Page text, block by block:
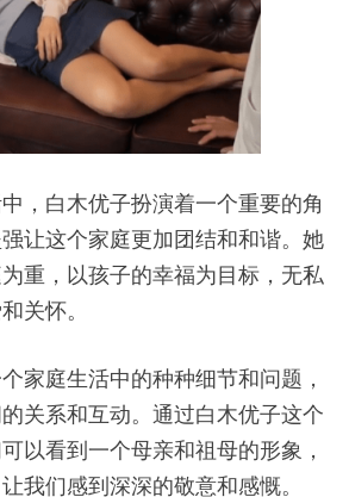
，白木优子扮演着一个重要的角
让这个家庭更加团结和和谐。她
重，以孩子的幸福为目标，无私
关怀。
家庭生活中的种种细节和问题，
关系和互动。通过白木优子这个
以看到一个母亲和祖母的形象，
我们感到深深的敬意和感慨。